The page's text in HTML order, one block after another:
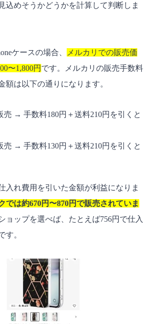
込めそうかどうかを計算して判断しま
ケースの場合、
メルカリでの販売価
〜1,800円 です。メルカリの販売手数料
額は以下の通りになります。
売 → 手数料180円＋送料210円を引くと
売 → 手数料130円＋送料210円を引くと
入れ費用を引いた金額が利益になりま
では約670円〜870円で販売されていま
ョップを選べば、たとえば756円で仕入
す。